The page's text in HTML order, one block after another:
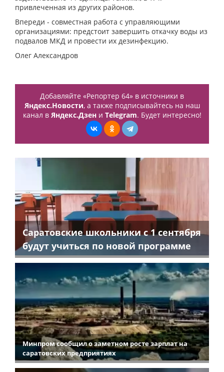
привлеченная из других районов.
Впереди - совместная работа с управляющими
организациями: предстоит завершить откачку воды из
подвалов МКД и провести их дезинфекцию.
Олег Александров
Добавляйте «Репортер 64» в источники в
Яндекс.Новости, а также подписывайтесь на наш
канал в Яндекс.Дзени Telegram. Будет интересно!
Саратовские школьники с 1 сентября
будут учиться по новой программе
Минпром сообщил о заметном росте зарплат на
саратовских предприятиях